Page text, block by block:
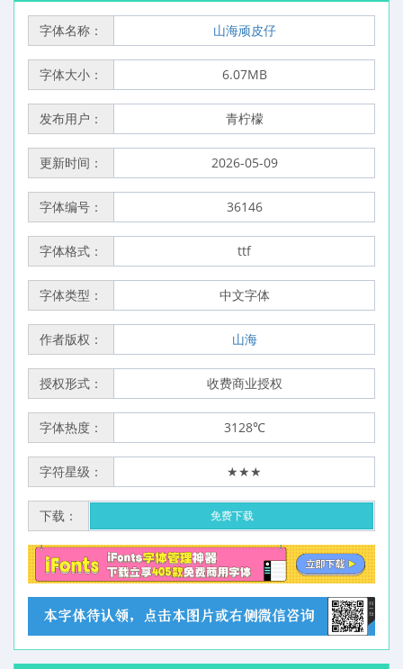
字体名称： 山海顽皮仔
字体大小： 6.07MB
发布用户： 青柠檬
更新时间： 2026-05-09
字体编号： 36146
字体格式： ttf
字体类型： 中文字体
作者版权： 山海
授权形式： 收费商业授权
字体热度： 3128℃
字符星级： ★★★
下载： 免费下载